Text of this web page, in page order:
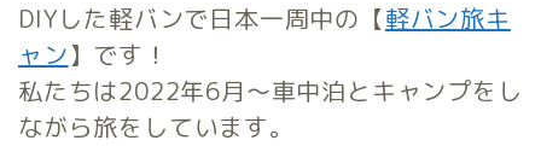
DIYした軽バンで日本一周中の【軽バン旅キ
ャン】です！
私たちは2022年6月～車中泊とキャンプをし
ながら旅をしています。